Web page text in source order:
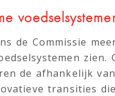
de Commissie
de afhankelijk
transities